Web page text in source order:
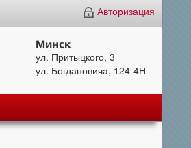
Авторизация
Минск
ул. Притыцкого, 3
ул. Богдановича, 124-4Н